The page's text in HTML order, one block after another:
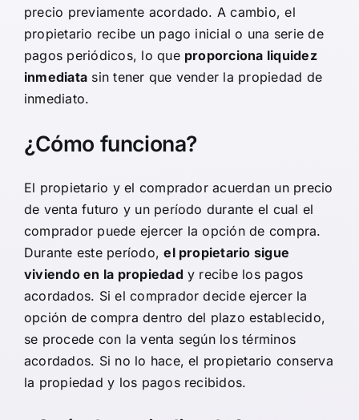
precio previamente acordado. A cambio, el
propietario recibe un pago inicial o una serie de
pagos periódicos, lo que proporciona liquidez
inmediata sin tener que vender la propiedad de
inmediato.
¿Cómo funciona?
El propietario y el comprador acuerdan un precio
de venta futuro y un período durante el cual el
comprador puede ejercer la opción de compra.
Durante este período,el propietario sigue
viviendo en la propiedad y recibe los pagos
acordados. Si el comprador decide ejercer la
opción de compra dentro del plazo establecido,
se procede con la venta según los términos
acordados. Si no lo hace, el propietario conserva
la propiedad y los pagos recibidos.